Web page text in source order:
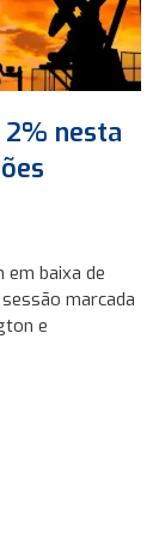
nesta
baixa de
marcada
e